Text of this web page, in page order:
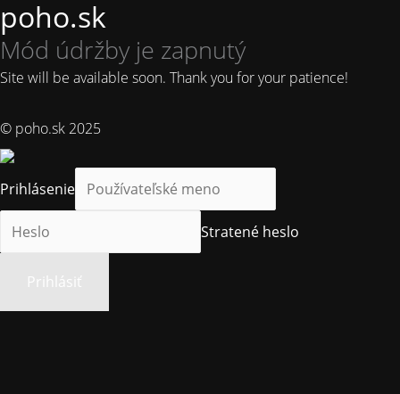
poho.sk
Mód údržby je zapnutý
Site will be available soon. Thank you for your patience!
© poho.sk 2025
Prihlásenie
Stratené heslo